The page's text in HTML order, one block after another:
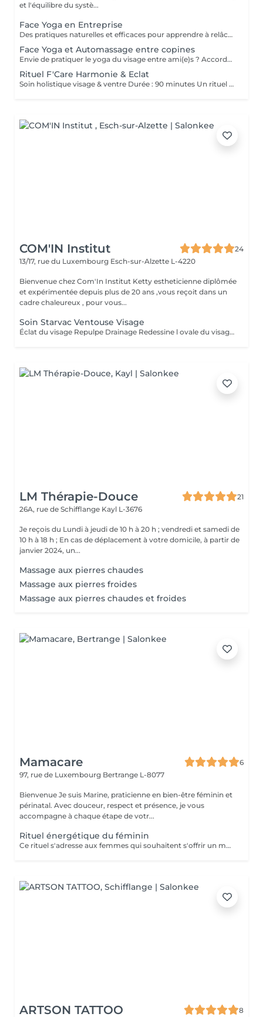
et l'équilibre du systè...
Face Yoga en Entreprise
Des pratiques naturelles et efficaces pour apprendre à relâcher les tensions musculaires accumulées au cours de la journée, corriger la posture et défatiguer le regard. En associant la respiration aux exercices, le yoga du visage favorise la relaxation et la concentration mentale. Le Yoga du visage apporte une prise de conscience. C'est une boîte à outils dans laquelle chacun peut piocher l'outil qui répondra à son besoin au moment précis que ce soit un exercice, un automassage, un point d'acupression, le taping. C'est un véritable allié dans la prise en charge du bien-être de vos employés au quotidien ! Ce cours est pratiqué sur place, pour des groupes de 15 personnes maximum et ne nécessite aucun changement de tenue.
Face Yoga et Automassage entre copines
Envie de pratiquer le yoga du visage entre ami(e)s ? Accordez-vous un moment de détente et de partage, tout en apprenant les pratiques de Yoga facial et de l'automassage. Des solutions naturelles et efficaces pour tonifier, lisser, restructurer le visage, et raviver l'éclat. Franciane adapte le contenu du cours selon votre tranche d'âge, vos préoccupations et envies. Les cours collectifs sont proposés pour des groupes de 3 à 10 personnes. Prix dégressif à partir de 5 participantes Cours de 60 minutes en présentiel chez F'Care Studio, 22 rue de Bruxelles, L-8223 Mamer (Luxembourg).
Rituel F'Care Harmonie & Eclat
Soin holistique visage & ventre Durée : 90 minutes Un rituel profondément rééquilibrant qui relie le ventre, le visage et le système nerveux pour libérer les tensions accumulées, alléger le corps et révéler l'éclat naturel du visage. Le Rituel F'Care Harmonie & Éclat débute par un massage abdominal inspiré du Chi Nei Tsang, associé à des techniques de drainage et de travail manuel profond visant à relâcher les tensions physiques et émotionnelles logées dans le ventre. Cette première étape favorise une sensation de légèreté, améliore la circulation et invite le corps à un profond lâcher-prise. Le soin se poursuit avec un massage de la nuque, du cuir chevelu et un massage Face Sculpting sur mesure du visage., Les tensions musculaires se relâchent, les traits se défatiguent, les volumes du visage retrouvent davantage d'harmonie et la peau révèle un éclat plus frais et lumineux. Chaque séance est adaptée aux besoins du moment afin d'accompagner le visage et le corps vers un équilibre plus global. Bienfaits du rituel : Libération des tensions abdominales et émotionnelles Sensation de légèreté et de fluidité dans le corps Relâchement des tensions du visage, de la nuque et des trapèzes Drainage et stimulation de la circulation Traits plus détendus et visage plus lumineux Soutien de l'équilibre global du corps et du système nerveux Résultat : Le ventre se relâche, la respiration devient plus fluide, le visage retrouve de la douceur et de l'éclat. Le corps s'allège, l'esprit s'apaise et une sensation profonde d'harmonie intérieure s'installe.
COM'IN Institut
24
13/17, rue du Luxembourg Esch-sur-Alzette L-4220
Bienvenue chez Com'In Institut Ketty estheticienne diplômée
et expérimentée depuis plus de 20 ans ,vous reçoit dans un
cadre chaleureux , pour vous...
Soin Starvac Ventouse Visage
Éclat du visage Repulpe Drainage Redessine l ovale du visage Nettoyage du visage ,traitement ventouse et application d'une crème
LM Thérapie-Douce
21
26A, rue de Schifflange Kayl L-3676
Je reçois du Lundi à jeudi de 10 h à 20 h ; vendredi et samedi de
10 h à 18 h ; En cas de déplacement à votre domicile, à partir de
janvier 2024, un...
Massage aux pierres chaudes
Massage aux pierres froides
Massage aux pierres chaudes et froides
Mamacare
6
97, rue de Luxembourg Bertrange L-8077
Bienvenue Je suis Marine, praticienne en bien-être féminin et
périnatal. Avec douceur, respect et présence, je vous
accompagne à chaque étape de votr...
Rituel énergétique du féminin
Ce rituel s'adresse aux femmes qui souhaitent s'offrir un moment de reconnexion à elles-mêmes. Il permet d'équilibrer l'énergie féminine, de libérer les blocages émotionnels et énergétiques, et de renforcer la connexion à son intuition et à sa créativité. Bienfaits : un profond sentiment d'apaisement, une meilleure circulation de l'énergie dans le corps, et un regain de vitalité et de clarté mentale. Ce rituel est composé d'un temps d'échange, avec remise d'une huile sur-mesure, d'une méditation, et d'un soin énergétique. Séance unique ou dans le cadre d'un accompagnement (à prix réduit). Pour en savoir plus, rendez-vous sur mon site: www.mamacare-lu.com/mes-accompagnements
ARTSON TATTOO 8